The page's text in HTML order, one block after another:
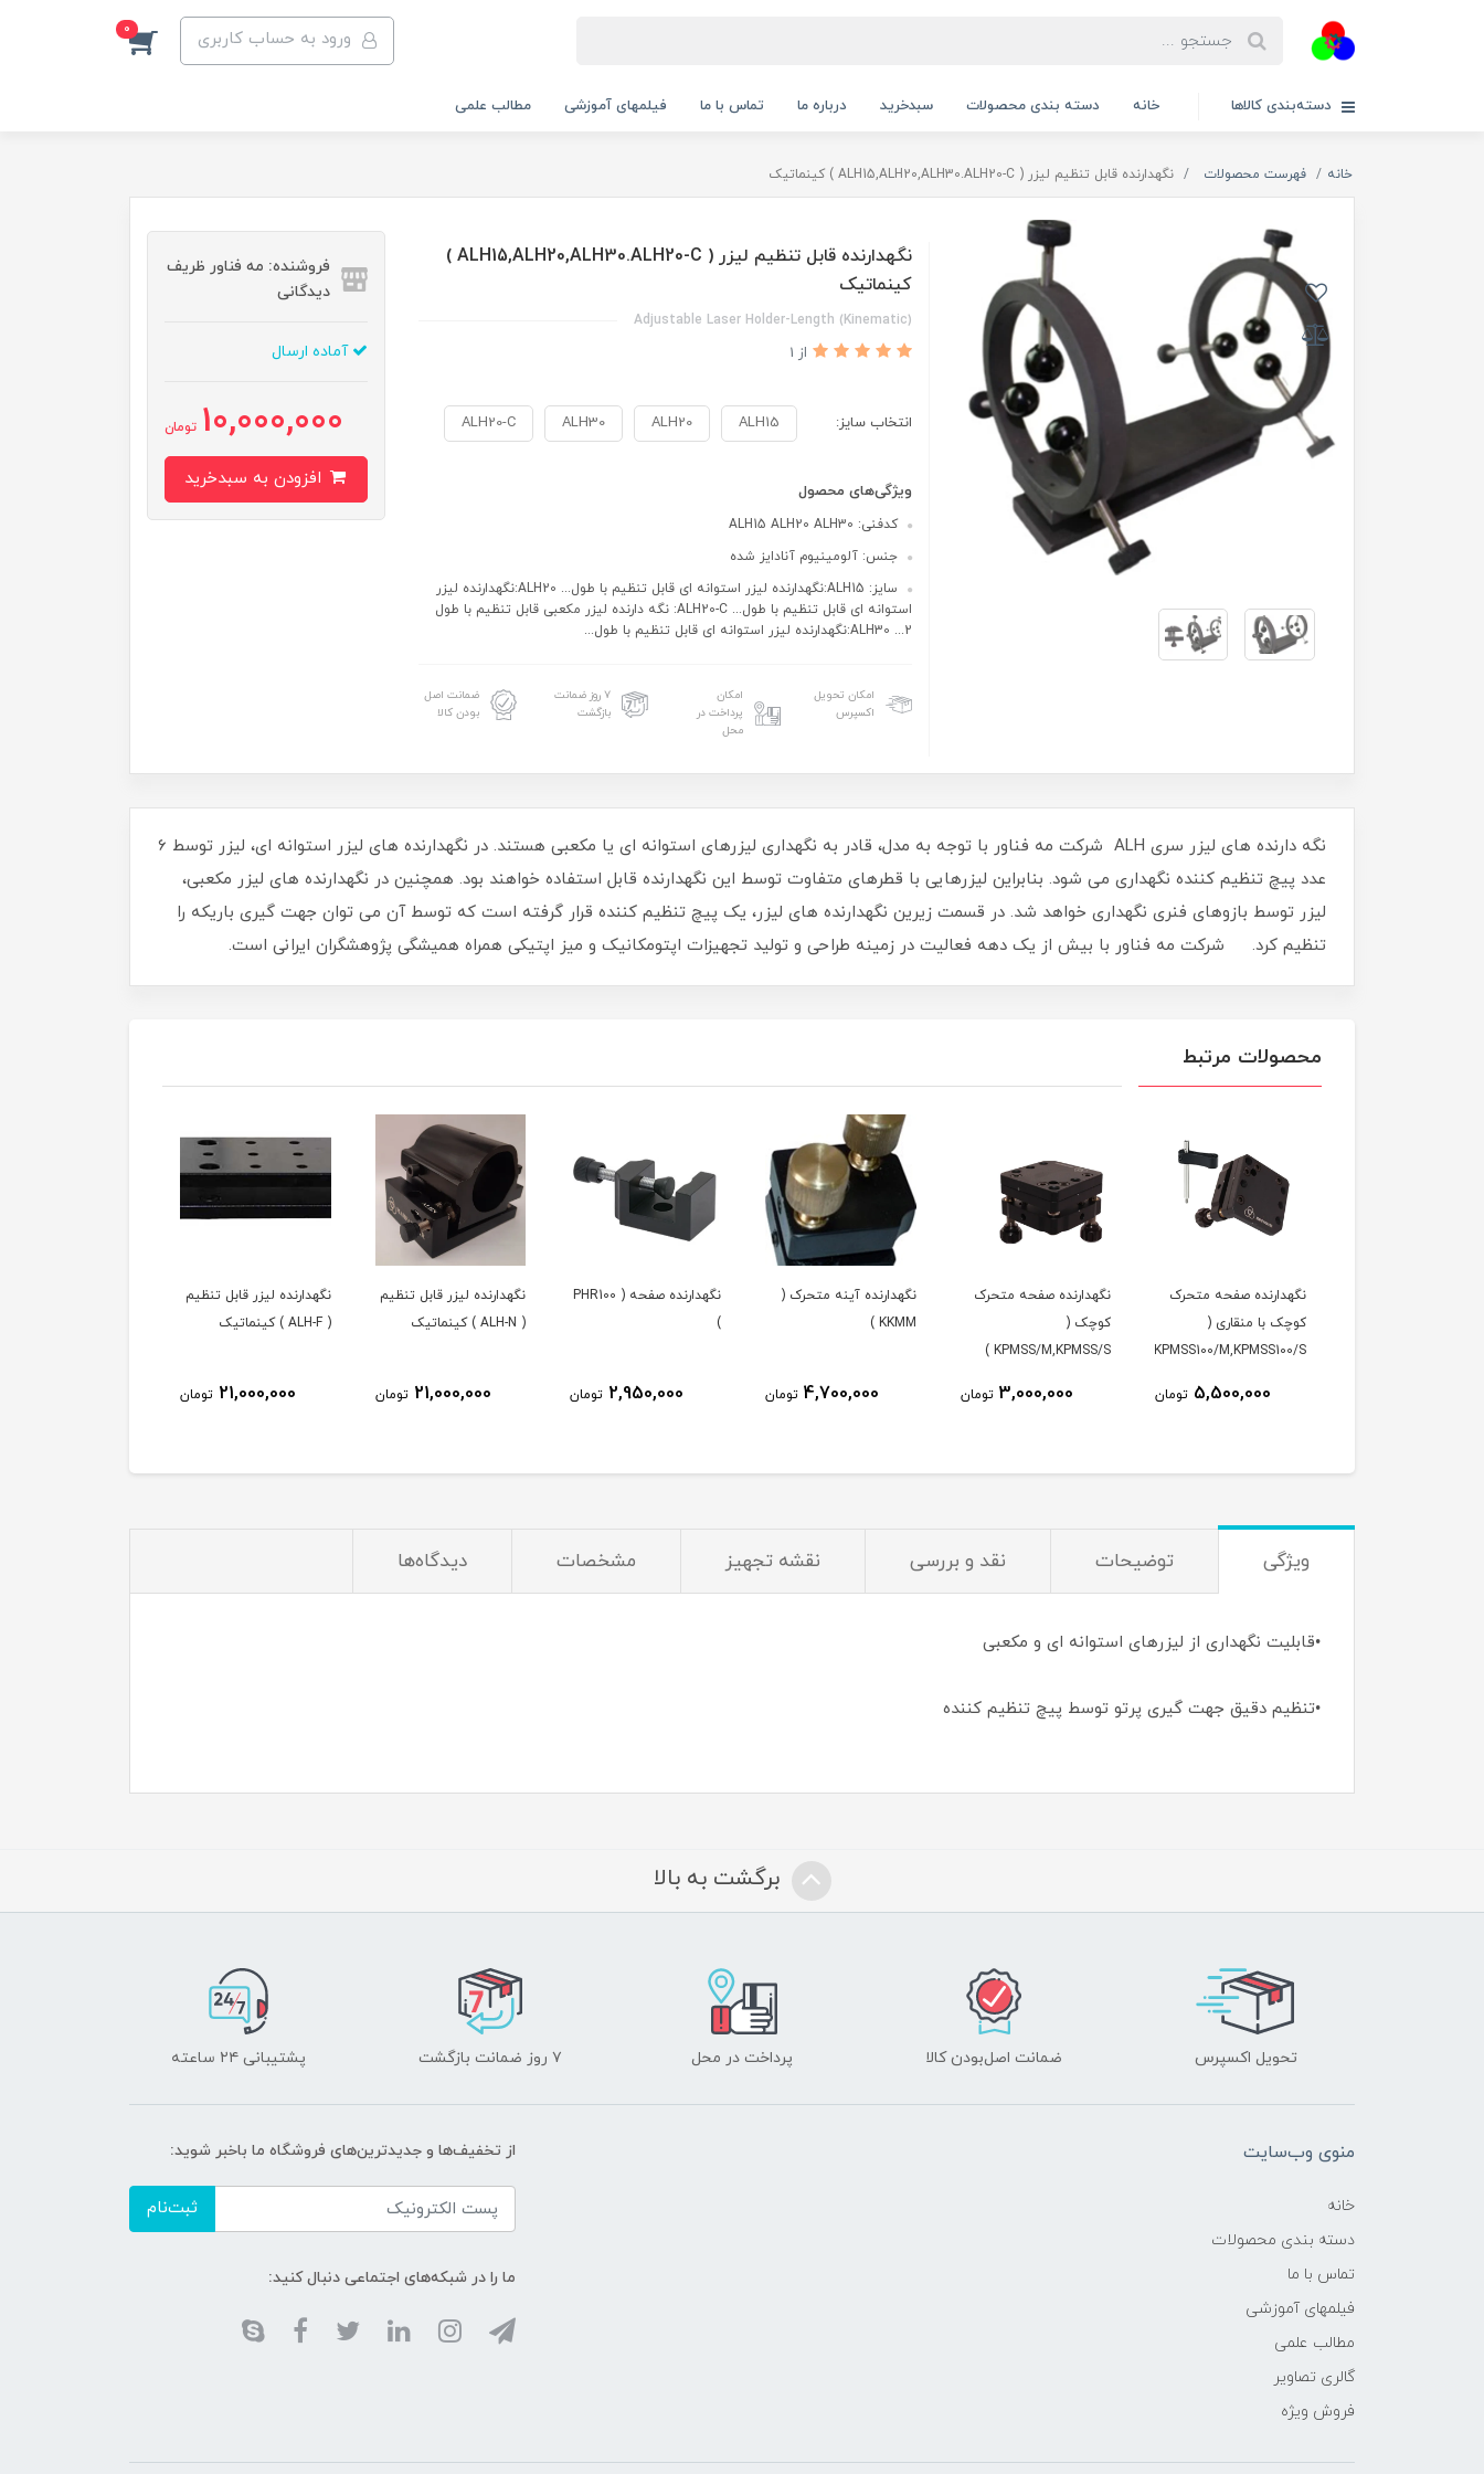
ورود به حساب کاربری 0
دسته‌بندی کالاها خانه دسته بندی محصولات سبدخرید درباره ما تماس با ما فیلمهای آموزشی مطالب علمی
خانه فهرست محصولات نگهدارنده قابل تنظیم لیزر ( ALH15,ALH20,ALH30.ALH20-C ) کینماتیک
نگهدارنده قابل تنظیم لیزر ( ALH15,ALH20,ALH30.ALH20-C )
کینماتیک
(Kinematic) Adjustable Laser Holder-Length
از 1
انتخاب سایز: ALH15
ALH20
ALH30
ALH20-C
ویژگی‌های محصول
کدفنی: ALH15 ALH20 ALH30
جنس: آلومینیوم آنادایز شده
سایز: ALH15:نگهدارنده لیزر استوانه ای قابل تنظیم با طول... ALH20:نگهدارنده لیزر
استوانه ای قابل تنظیم با طول... ALH20-C: نگه دارنده لیزر مکعبی قابل تنظیم با طول
2... ALH30:نگهدارنده لیزر استوانه ای قابل تنظیم با طول...
امکان تحویل
اکسپرس
امکان
پرداخت در
محل
۷ روز ضمانت
بازگشت
ضمانت اصل
بودن کالا
فروشنده: مه فناور ظریف
دیدگانی
آماده ارسال
10,000,000 تومان
نگه دارنده های لیزر سری ALH شرکت مه فناور با توجه به مدل، قادر به نگهداری لیزرهای استوانه ای یا مکعبی هستند. در نگهدارنده های لیزر استوانه ای، لیزر توسط 6
عدد پیچ تنظیم کننده نگهداری می شود. بنابراین لیزرهایی با قطرهای متفاوت توسط این نگهدارنده قابل استفاده خواهند بود. همچنین در نگهدارنده های لیزر مکعبی،
لیزر توسط بازوهای فنری نگهداری خواهد شد. در قسمت زیرین نگهدارنده های لیزر، یک پیچ تنظیم کننده قرار گرفته است که توسط آن می توان جهت گیری باریکه را
تنظیم کرد. شرکت مه فناور با بیش از یک دهه فعالیت در زمینه طراحی و تولید تجهیزات اپتومکانیک و میز اپتیکی همراه همیشگی پژوهشگران ایرانی است.
محصولات مرتبط
نگهدارنده صفحه متحرک
کوچک با منقاری (
KPMSS100/M,KPMSS100/S
5,500,000 تومان
نگهدارنده صفحه متحرک
کوچک (
KPMSS/M,KPMSS/S )
3,000,000 تومان
نگهدارنده آینه متحرک (
KKMM )
4,700,000 تومان
نگهدارنده صفحه ( PHR100
)
2,950,000 تومان
نگهدارنده لیزر قابل تنظیم
( ALH-N ) کینماتیک
21,000,000 تومان
نگهدارنده لیزر قابل تنظیم
( ALH-F ) کینماتیک
21,000,000 تومان
ویژگی توضیحات نقد و بررسی نقشه تجهیز مشخصات دیدگاه‌ها
•قابلیت نگهداری از لیزرهای استوانه ای و مکعبی
•تنظیم دقیق جهت گیری پرتو توسط پیچ تنظیم کننده
برگشت به بالا
تحویل اکسپرس ضمانت اصل‌بودن کالا پرداخت در محل ۷ روز ضمانت بازگشت پشتیبانی ۲۴ ساعته
منوی وب‌سایت
خانه
دسته بندی محصولات
تماس با ما
فیلمهای آموزشی
مطالب علمی
گالری تصاویر
فروش ویژه
از تخفیف‌ها و جدیدترین‌های فروشگاه ما باخبر شوید:
ثبت‌نام
ما را در شبکه‌های اجتماعی دنبال کنید: